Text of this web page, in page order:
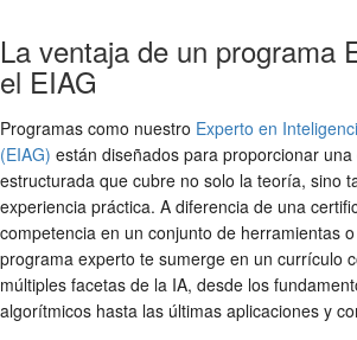
La ventaja de un programa
el EIAG
Programas como nuestro Experto en
(EIAG) están diseñados para proporcionar
estructurada que cubre no solo la teoría, sino
experiencia práctica. A diferencia de una
competencia en un conjunto de herramientas
programa experto te sumerge en un currículo
múltiples facetas de la IA, desde los
algorítmicos hasta las últimas aplicaciones y